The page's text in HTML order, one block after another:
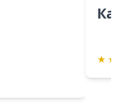
★ ★